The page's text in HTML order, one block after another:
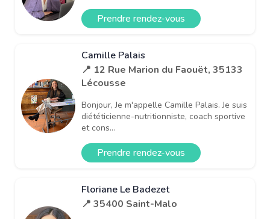
Prendre rendez-vous
Camille Palais
📍 12 Rue Marion du Faouët, 35133
Lécousse
Bonjour, Je m'appelle Camille Palais. Je suis
diététicienne-nutritionniste, coach sportive
et cons...
Prendre rendez-vous
Floriane Le Badezet
📍 35400 Saint-Malo